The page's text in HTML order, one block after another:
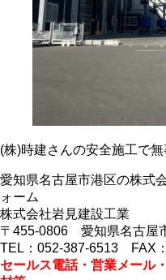
(株)時建さんの安全施工で
愛知県名古屋市港区の株式
ォーム
株式会社岩見建設工業
〒455-0806 愛知県名古屋
TEL：052-387-6513 FAX
セールス電話・営業メール